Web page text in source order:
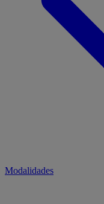
Modalidades